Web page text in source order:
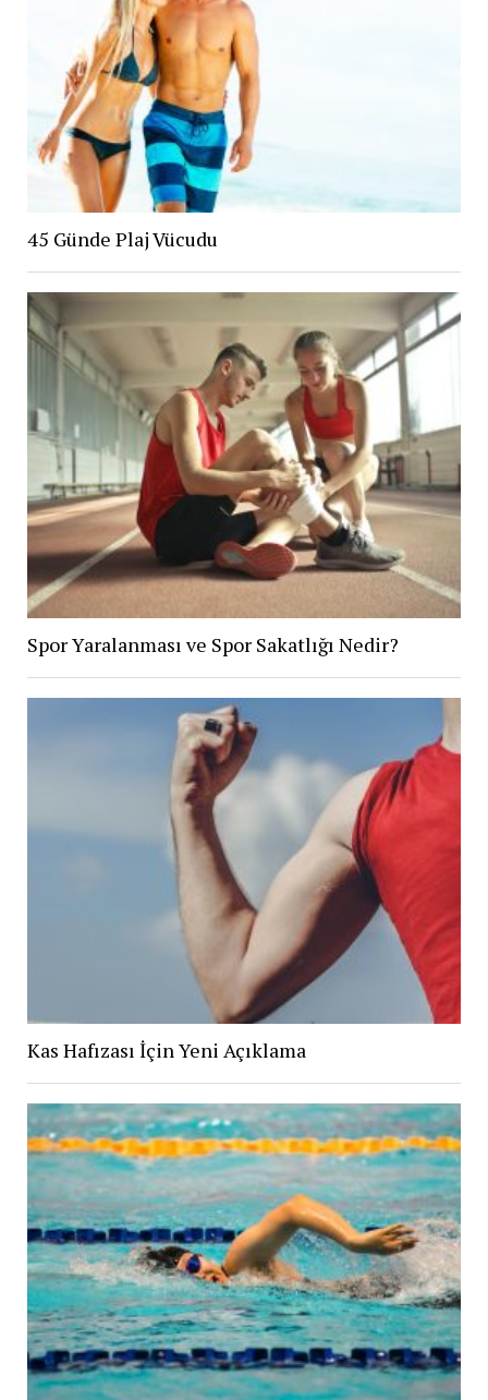
45 Günde Plaj Vücudu
Spor Yaralanması ve Spor Sakatlığı Nedir?
Kas Hafızası İçin Yeni Açıklama